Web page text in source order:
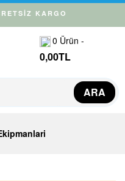
KARGO
0 Ürün -
0,00TL
ARA